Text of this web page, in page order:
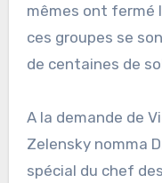
mêmes ont fermé
ces groupes se
de centaines de
A la demande de
Zelensky nomma
spécial du chef